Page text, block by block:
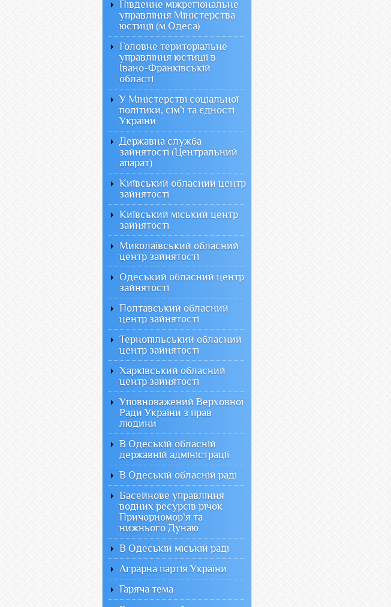
Південне міжрегіональне
управління Міністерства
юстиції (м.Одеса)
Головне територіальне
управління юстиції в
Івано-Франківській
області
У Міністерстві соціальної
політики, сім'ї та єдності
України
Державна служба
зайнятості (Центральний
апарат)
Київський обласний центр
зайнятості
Київський міський центр
зайнятості
Миколаївський обласний
центр зайнятості
Одеський обласний центр
зайнятості
Полтавський обласний
центр зайнятості
Тернопільський обласний
центр зайнятості
Харківський обласний
центр зайнятості
Уповноважений Верховної
Ради України з прав
людини
В Одеській обласній
державній адміністрації
В Одеській обласній раді
Басейнове управління
водних ресурсів річок
Причорномор`я та
нижнього Дунаю
В Одеській міській раді
Аграрна партія України
Гаряча тема